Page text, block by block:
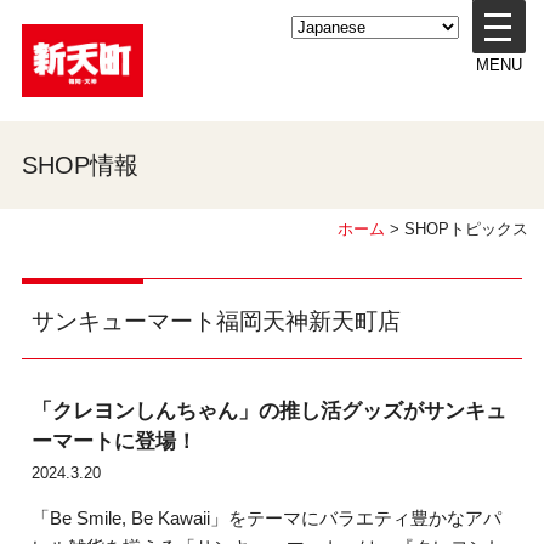
メ
ニ
ュ
MENU
SHOP情報
ホーム > SHOPトピックス
サンキューマート福岡天神新天町店
「クレヨンしんちゃん」の推し活グッズがサンキュ
ーマートに登場！
2024.3.20
「Be Smile, Be Kawaii」をテーマにバラエティ豊かなアパ